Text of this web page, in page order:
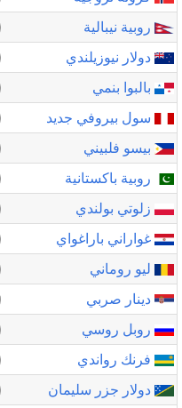
روبية نيبالية
دولار نيوزيلندي
بالبوا بنمي
سول بيروفي جديد
بيسو فلبيني
روبية باكستانية
زلوتي بولندي
غواراني باراغواي
ليو روماني
دينار صربي
روبل روسي
فرنك رواندي
دولار جزر سليمان